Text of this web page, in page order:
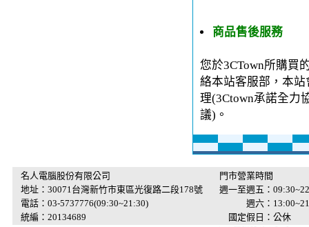
商品售後服務
您於3CTown所購買
絡本站客服部，本
理(3Ctown承諾全力
議)。
名人電腦股份有限公司
地址：30071台灣新竹市東區光復路二段178號
電話：03-5737776(09:30~21:30)
統編：20134689
門市營業時間
週一至週五：
週六：
國定假日：公休